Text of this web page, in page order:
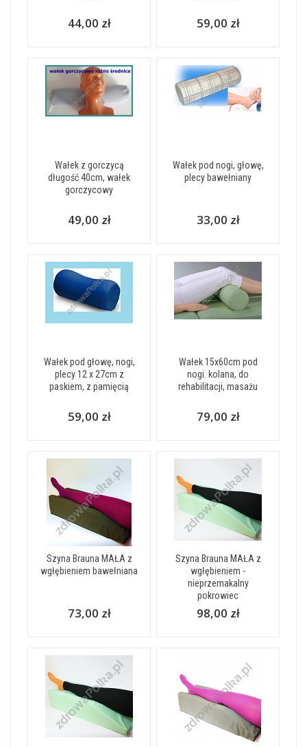
44,00 zł 59,00 zł
Wałek z gorczycą
długość 40cm, wałek
gorczycowy
49,00 zł
Wałek pod nogi, głowę,
plecy bawełniany
33,00 zł
Wałek pod głowę, nogi,
plecy 12 x 27cm z
paskiem, z pamięcią
59,00 zł
Wałek 15x60cm pod
nogi. kolana, do
rehabilitacji, masażu
79,00 zł
Szyna Brauna MAŁA z
wgłębieniem bawełniana
73,00 zł
Szyna Brauna MAŁA z
wgłębieniem -
nieprzemakalny
pokrowiec
98,00 zł